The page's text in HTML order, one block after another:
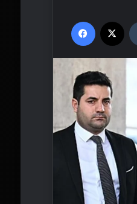
Facebook